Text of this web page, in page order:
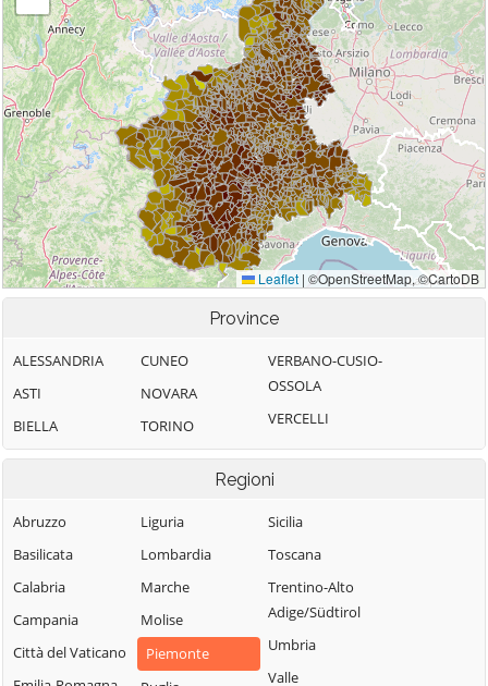
Province
ALESSANDRIA
ASTI
BIELLA
CUNEO
NOVARA
TORINO
VERBANO-CUSIO-
OSSOLA
VERCELLI
Regioni
Abruzzo
Basilicata
Calabria
Campania
Città del Vaticano
Liguria
Lombardia
Marche
Molise
Piemonte
Sicilia
Toscana
Trentino-Alto
Adige/Südtirol
Umbria
Valle